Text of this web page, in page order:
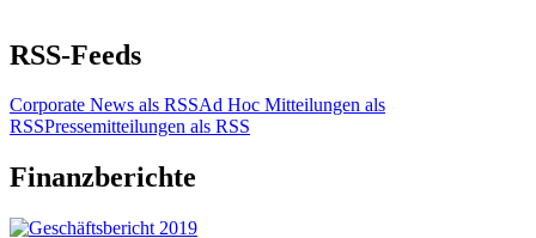
RSS-Feeds
Corporate News als RSSAd Hoc Mitteilungen als
RSSPressemitteilungen als RSS
Finanzberichte